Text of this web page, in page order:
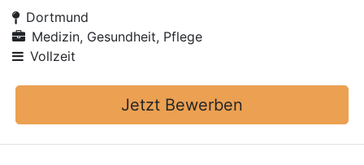
Dortmund
Medizin, Gesundheit, Pflege
Vollzeit
Jetzt Bewerben